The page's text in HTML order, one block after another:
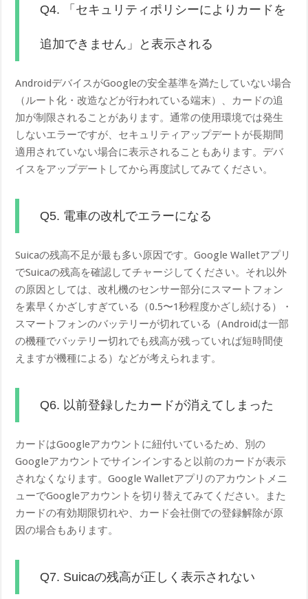
Q4. 「セキュリティポリシーによりカードを
追加できません」と表示される
AndroidデバイスがGoogleの安全基準を満たしていない場合
（ルート化・改造などが行われている端末）、カードの追
加が制限されることがあります。通常の使用環境では発生
しないエラーですが、セキュリティアップデートが長期間
適用されていない場合に表示されることもあります。デバ
イスをアップデートしてから再度試してみてください。
Q5. 電車の改札でエラーになる
Suicaの残高不足が最も多い原因です。Google Walletアプリ
でSuicaの残高を確認してチャージしてください。それ以外
の原因としては、改札機のセンサー部分にスマートフォン
を素早くかざしすぎている（0.5〜1秒程度かざし続ける）・
スマートフォンのバッテリーが切れている（Androidは一部
の機種でバッテリー切れでも残高が残っていれば短時間使
えますが機種による）などが考えられます。
Q6. 以前登録したカードが消えてしまった
カードはGoogleアカウントに紐付いているため、別の
Googleアカウントでサインインすると以前のカードが表示
されなくなります。Google Walletアプリのアカウントメニ
ューでGoogleアカウントを切り替えてみてください。また
カードの有効期限切れや、カード会社側での登録解除が原
因の場合もあります。
Q7. Suicaの残高が正しく表示されない